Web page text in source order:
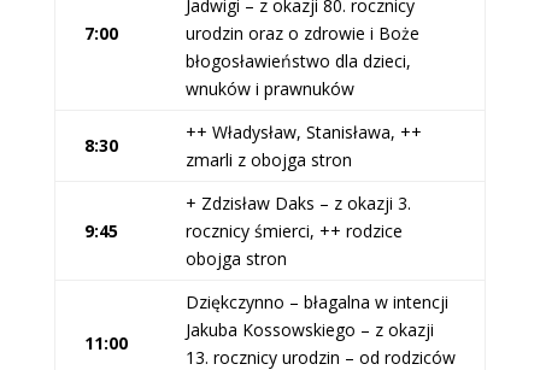
7:00
Jadwigi – z okazji 80. rocznicy
urodzin oraz o zdrowie i Boże
błogosławieństwo dla dzieci,
wnuków i prawnuków
8:30
++ Władysław, Stanisława, ++
zmarli z obojga stron
9:45
+ Zdzisław Daks – z okazji 3.
rocznicy śmierci, ++ rodzice
obojga stron
11:00
Dziękczynno – błagalna w intencji
Jakuba Kossowskiego – z okazji
13. rocznicy urodzin – od rodziców